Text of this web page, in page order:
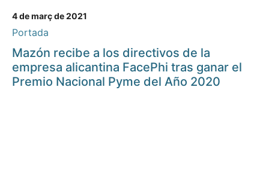
4 de març de 2021
Portada
Mazón recibe a los directivos de la
empresa alicantina FacePhi tras ganar el
Premio Nacional Pyme del Año 2020